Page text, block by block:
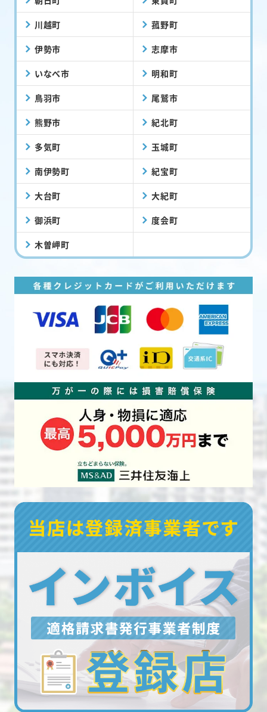
川越町 菰野町
伊勢市 志摩市
いなべ市 明和町
鳥羽市 尾鷲市
熊野市 紀北町
多気町 玉城町
南伊勢町 紀宝町
大台町 大紀町
御浜町 度会町
木曽岬町